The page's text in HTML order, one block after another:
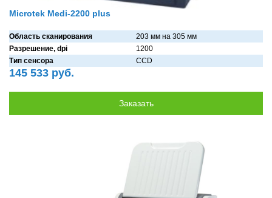
Microtek Medi-2200 plus
Область сканирования
203 мм нa 305 мм
Разрешение, dpi
1200
Тип сенсора
CCD
145 533 руб.